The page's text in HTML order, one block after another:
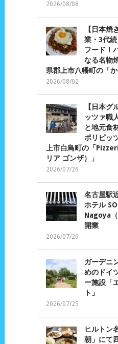
2026/08/08
【日本焼
業・3代
フード！
なる名物
県郡上市八幡町の「か
2026/08/02
【日本グ
ッツァ職
と地元食
ポリピッ
上市白鳥町の「
リア ゴンザ）」
2026/07/26
名古屋駅
ホテル
Nagoya（
開業
2026/07/26
ガーデニ
めのドイ
ー施設「
ト」
2026/07/25
ヒルトン
朝」にて